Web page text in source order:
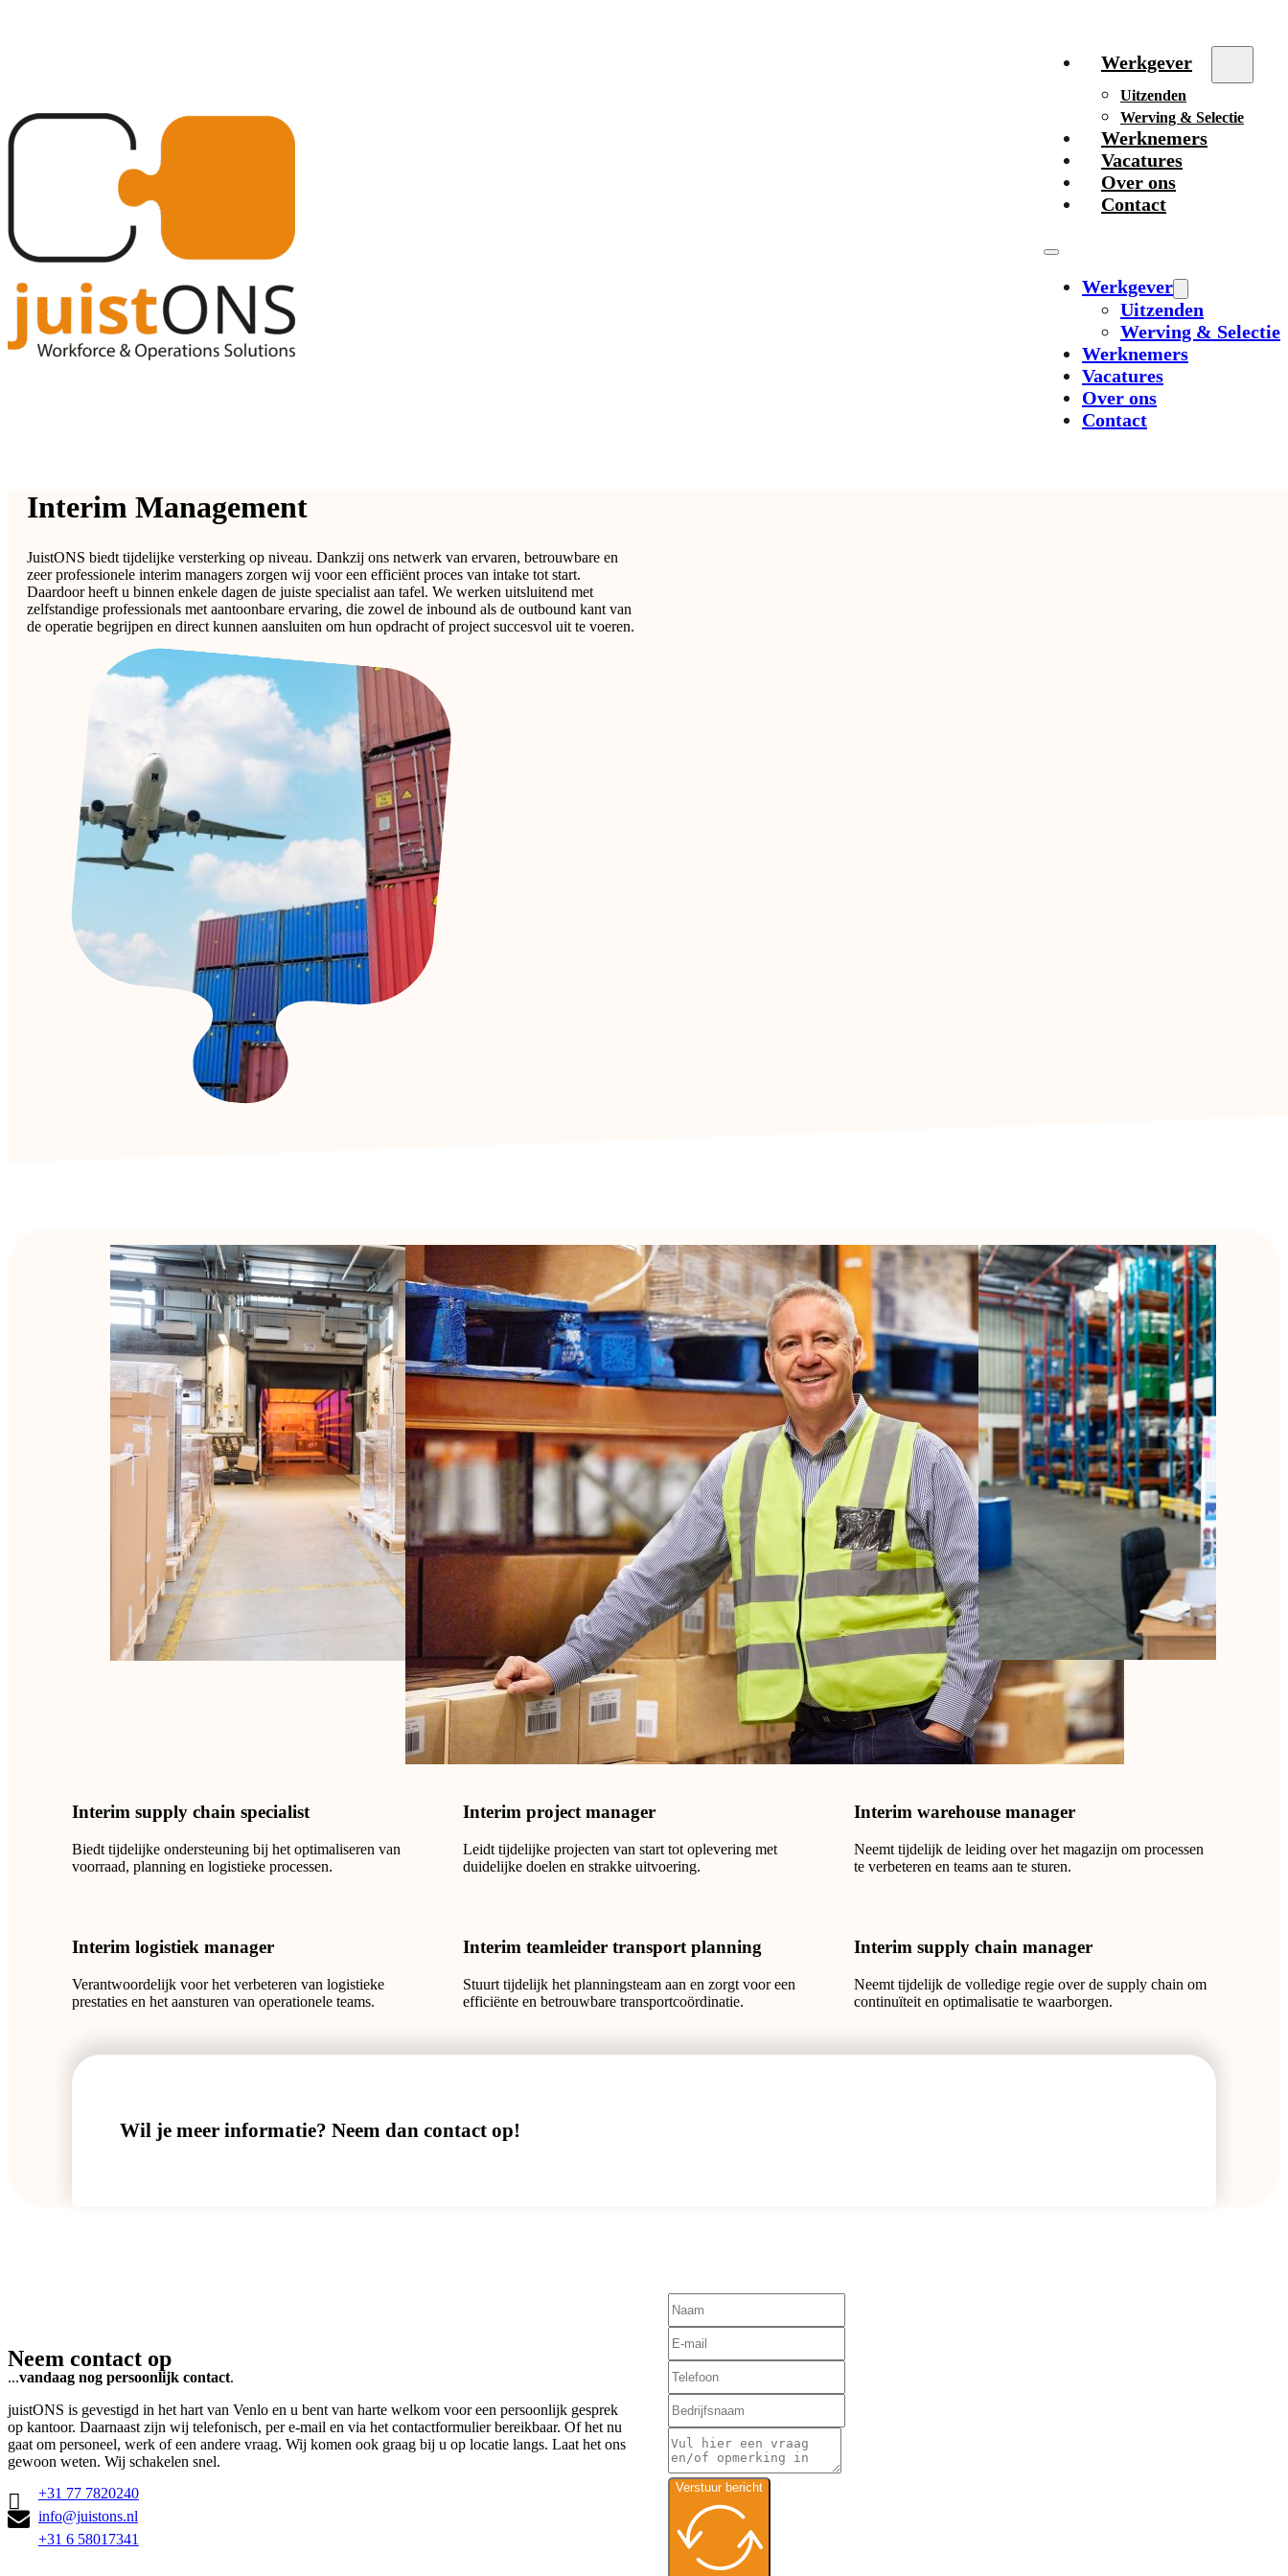
Werkgever
Uitzenden
Werving & Selectie
Werknemers
Vacatures
Over ons
Contact
Werkgever
Uitzenden
Werving & Selectie
Werknemers
Vacatures
Over ons
Contact
Interim Management
JuistONS biedt tijdelijke versterking op niveau. Dankzij ons netwerk van ervaren, betrouwbare en
zeer professionele interim managers zorgen wij voor een efficiënt proces van intake tot start.
Daardoor heeft u binnen enkele dagen de juiste specialist aan tafel. We werken uitsluitend met
zelfstandige professionals met aantoonbare ervaring, die zowel de inbound als de outbound kant van
de operatie begrijpen en direct kunnen aansluiten om hun opdracht of project succesvol uit te voeren.
Wat zijn de mogelijkheden?
Interim supply chain specialist
Biedt tijdelijke ondersteuning bij het optimaliseren van
voorraad, planning en logistieke processen.
Interim project manager
Leidt tijdelijke projecten van start tot oplevering met
duidelijke doelen en strakke uitvoering.
Interim warehouse manager
Neemt tijdelijk de leiding over het magazijn om processen
te verbeteren en teams aan te sturen.
Interim logistiek manager
Verantwoordelijk voor het verbeteren van logistieke
prestaties en het aansturen van operationele teams.
Interim teamleider transport planning
Stuurt tijdelijk het plannings­team aan en zorgt voor een
efficiënte en betrouwbare transportcoördinatie.
Interim supply chain manager
Neemt tijdelijk de volledige regie over de supply chain om
continuïteit en optimalisatie te waarborgen.
Wil je meer informatie? Neem dan contact op!
Neem contact op
...vandaag nog persoonlijk contact.
juistONS is gevestigd in het hart van Venlo en u bent van harte welkom voor een persoonlijk gesprek
op kantoor. Daarnaast zijn wij telefonisch, per e-mail en via het contactformulier bereikbaar. Of het nu
gaat om personeel, werk of een andere vraag. Wij komen ook graag bij u op locatie langs. Laat het ons
gewoon weten. Wij schakelen snel.
+31 77 7820240
info@juistons.nl
+31 6 58017341
Verstuur bericht